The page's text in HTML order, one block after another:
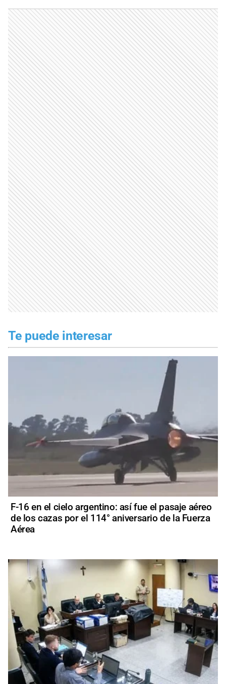
Te puede interesar
F-16 en el cielo argentino: así fue el pasaje aéreo
de los cazas por el 114° aniversario de la Fuerza
Aérea